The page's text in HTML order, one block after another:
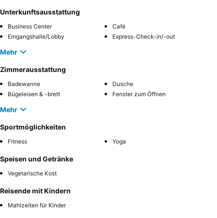
Unterkunftsausstattung
Business Center
Café
Eingangshalle/Lobby
Express-Check-in/-out
Mehr
Zimmerausstattung
Badewanne
Dusche
Bügeleisen & -brett
Fenster zum Öffnen
Mehr
Sportmöglichkeiten
Fitness Yoga
Speisen und Getränke
Vegetarische Kost
Reisende mit Kindern
Mahlzeiten für Kinder